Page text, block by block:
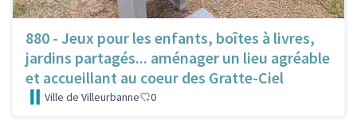
880 - Jeux pour les enfants, boîtes à livres,
jardins partagés... aménager un lieu agréable
et accueillant au coeur des Gratte-Ciel
Ville de Villeurbanne 0